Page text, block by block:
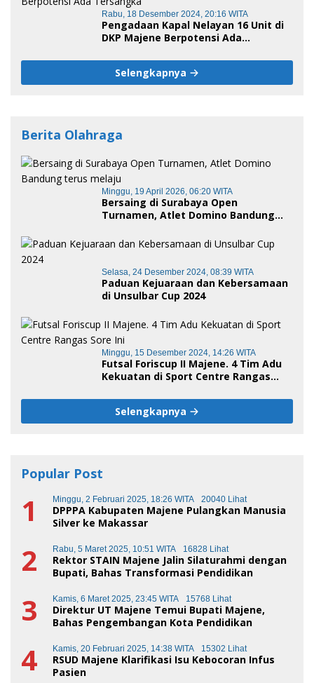
Rabu, 18 Desember 2024, 20:16 WITA
Pengadaan Kapal Nelayan 16 Unit di
DKP Majene Berpotensi Ada
Selengkapnya
Berita Olahraga
Minggu, 19 April 2026, 06:20 WITA
Bersaing di Surabaya Open
Turnamen, Atlet Domino Bandung
Selasa, 24 Desember 2024, 08:39 WITA
Paduan Kejuaraan dan Kebersamaan
di Unsulbar Cup 2024
Minggu, 15 Desember 2024, 14:26 WITA
Futsal Foriscup II Majene. 4 Tim Adu
Kekuatan di Sport Centre Rangas
Selengkapnya
Popular Post
1 Minggu, 2 Februari 2025, 18:26 WITA 20040 Lihat
DPPPA Kabupaten Majene Pulangkan Manusia
Silver ke Makassar
2 Rabu, 5 Maret 2025, 10:51 WITA 16828 Lihat
Rektor STAIN Majene Jalin Silaturahmi dengan
Bupati, Bahas Transformasi Pendidikan
3 Kamis, 6 Maret 2025, 23:45 WITA 15768 Lihat
Direktur UT Majene Temui Bupati Majene,
Bahas Pengembangan Kota Pendidikan
4 Kamis, 20 Februari 2025, 14:38 WITA 15302 Lihat
RSUD Majene Klarifikasi Isu Kebocoran Infus
Pasien